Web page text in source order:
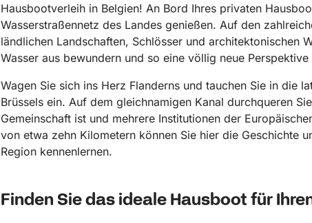
Hausbootverleih in Belgien! An Bord Ihres privaten
Wasserstraßennetz des Landes genießen. Auf den
ländlichen Landschaften, Schlösser und architektonischen
Wasser aus bewundern und so eine völlig neue
Wagen Sie sich ins Herz Flanderns und tauchen Sie in die
Brüssels ein. Auf dem gleichnamigen Kanal durchqueren
Gemeinschaft ist und mehrere Institutionen der
von etwa zehn Kilometern können Sie hier die Geschichte
Region kennenlernen.
Finden Sie das ideale Hausboot für